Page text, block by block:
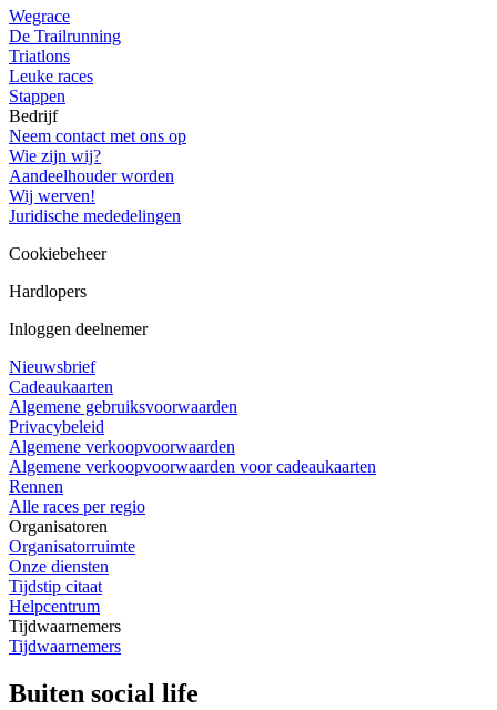
Wegrace
De Trailrunning
Triatlons
Leuke races
Stappen
Bedrijf
Neem contact met ons op
Wie zijn wij?
Aandeelhouder worden
Wij werven!
Juridische mededelingen
Cookiebeheer
Hardlopers
Inloggen deelnemer
Nieuwsbrief
Cadeaukaarten
Algemene gebruiksvoorwaarden
Privacybeleid
Algemene verkoopvoorwaarden
Algemene verkoopvoorwaarden voor cadeaukaarten
Rennen
Alle races per regio
Organisatoren
Organisatorruimte
Onze diensten
Tijdstip citaat
Helpcentrum
Tijdwaarnemers
Tijdwaarnemers
Buiten social life